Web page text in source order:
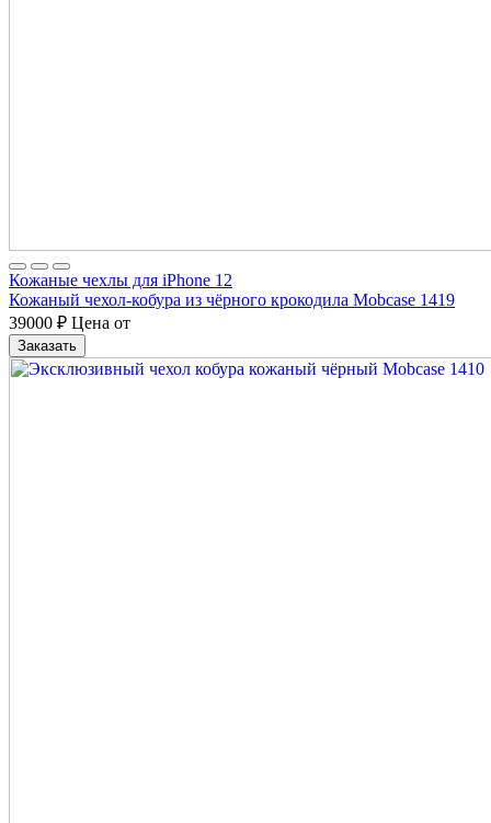
Кожаные чехлы для iPhone 12
Кожаный чехол-кобура из чёрного крокодила Mobcase 1419
39000 ₽ Цена от
Заказать